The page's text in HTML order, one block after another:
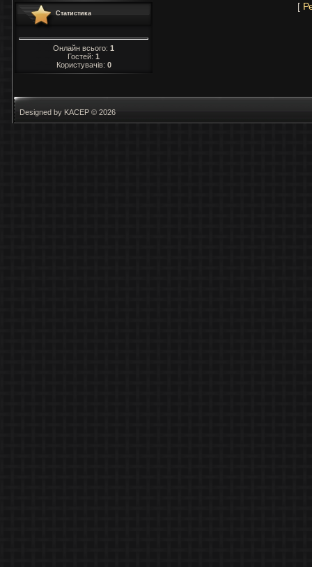
Статистика
Онлайн всього: 1
Гостей: 1
Користувачів: 0
[
Designed by KACEP © 2026